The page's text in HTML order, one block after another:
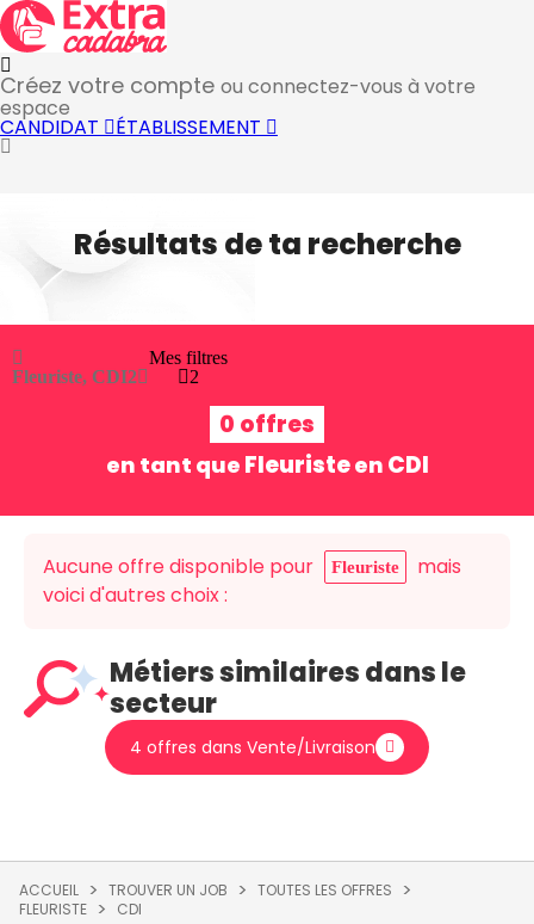
Créez votre compte ou connectez-vous à votre
espace
CANDIDAT ÉTABLISSEMENT
Résultats de ta recherche
Fleuriste, CDI2
Mes filtres
2
0 offres
en tant que Fleuristeen CDI
Aucune offre disponible pour Fleuriste
mais
voici d'autres choix :
Métiers similaires dans le
secteur
4 offres dans Vente/Livraison
ACCUEIL TROUVER UN JOB
TOUTES LES OFFRES
FLEURISTE
CDI